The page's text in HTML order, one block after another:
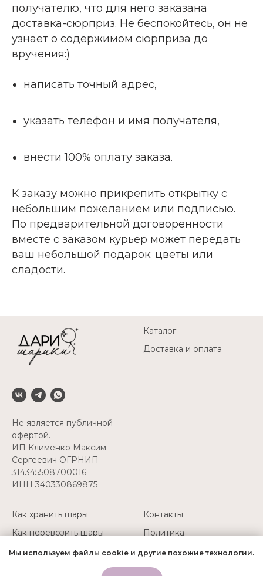
Мы используем файлы cookie и другие похожие технологии.
получателю, что для него заказана
доставка-сюрприз. Не беспокойтесь, он не
узнает о содержимом сюрприза до
вручения:)
написать точный адрес,
указать телефон и имя получателя,
внести 100% оплату заказа.
К заказу можно прикрепить открытку с
небольшим пожеланием или подписью.
По предварительной договоренности
вместе с заказом курьер может передать
ваш небольшой подарок: цветы или
сладости.
Не является публичной
офертой.
ИП Клименко Максим
Сергеевич ОГРНИП
314345508700016
ИНН 340330869875
Каталог
Доставка и оплата
Как хранить шары
Как перевозить шары
Надуть свои шары
Контакты
Политика